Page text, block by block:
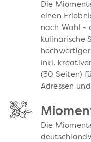
Die
einen
nach Wahl -
kulinarische
inkl.
(30 Seiten)
Adressen
Die